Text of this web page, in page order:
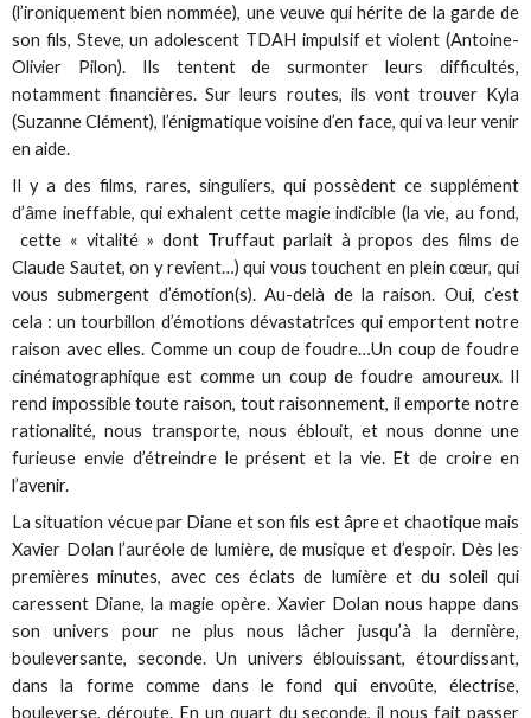
(l’ironiquement bien nommée), une veuve qui hérite de la garde de
son fils, Steve, un adolescent TDAH impulsif et violent (Antoine-
Olivier Pilon). Ils tentent de surmonter leurs difficultés,
notamment financières. Sur leurs routes, ils vont trouver Kyla
(Suzanne Clément), l’énigmatique voisine d’en face, qui va leur venir
en aide.
Il y a des films, rares, singuliers, qui possèdent ce supplément
d’âme ineffable, qui exhalent cette magie indicible (la vie, au fond,
cette « vitalité » dont Truffaut parlait à propos des films de
Claude Sautet, on y revient…) qui vous touchent en plein cœur, qui
vous submergent d’émotion(s). Au-delà de la raison. Oui, c’est
cela : un tourbillon d’émotions dévastatrices qui emportent notre
raison avec elles. Comme un coup de foudre…Un coup de foudre
cinématographique est comme un coup de foudre amoureux. Il
rend impossible toute raison, tout raisonnement, il emporte notre
rationalité, nous transporte, nous éblouit, et nous donne une
furieuse envie d’étreindre le présent et la vie. Et de croire en
l’avenir.
La situation vécue par Diane et son fils est âpre et chaotique mais
Xavier Dolan l’auréole de lumière, de musique et d’espoir. Dès les
premières minutes, avec ces éclats de lumière et du soleil qui
caressent Diane, la magie opère. Xavier Dolan nous happe dans
son univers pour ne plus nous lâcher jusqu’à la dernière,
bouleversante, seconde. Un univers éblouissant, étourdissant,
dans la forme comme dans le fond qui envoûte, électrise,
bouleverse, déroute. En un quart du seconde, il nous fait passer